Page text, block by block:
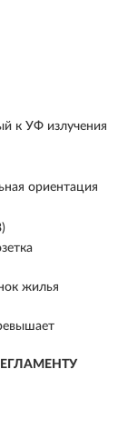
к УФ излучения
ориентация
жилья